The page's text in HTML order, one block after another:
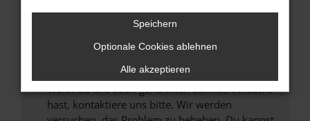
Sicherheitsrisiko, sondern kann auch dazu
unterstützt werden.
Wende dich an den Webseitenbetreiber.
Wenn du alle oben genannten Schritte versucht
hast, kontaktiere uns bitte. Wir werden
Speichern
Optionale Cookies ablehnen
Alle akzeptieren